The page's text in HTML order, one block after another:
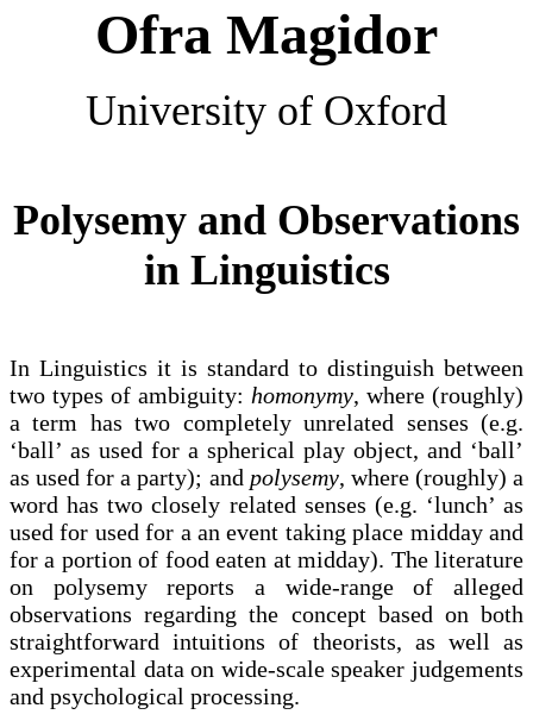
Ofra Magidor
University of Oxford
Polysemy and Observations
in Linguistics
In Linguistics it is standard to distinguish between
two types of ambiguity: homonymy, where (roughly)
a term has two completely unrelated senses (e.g.
‘ball’ as used for a spherical play object, and ‘ball’
as used for a party); and polysemy, where (roughly) a
word has two closely related senses (e.g. ‘lunch’ as
used for used for a an event taking place midday and
for a portion of food eaten at midday). The literature
on polysemy reports a wide-range of alleged
observations regarding the concept based on both
straightforward intuitions of theorists, as well as
experimental data on wide-scale speaker judgements
and psychological processing.